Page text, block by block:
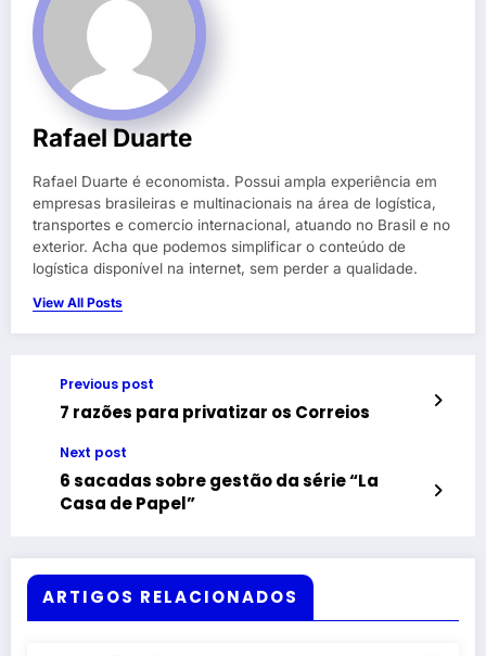
Rafael Duarte
Rafael Duarte é economista. Possui ampla experiência em
empresas brasileiras e multinacionais na área de logística,
transportes e comercio internacional, atuando no Brasil e no
exterior. Acha que podemos simplificar o conteúdo de
logística disponível na internet, sem perder a qualidade.
View All Posts
Previous post
7 razões para privatizar os Correios
Next post
6 sacadas sobre gestão da série “La
Casa de Papel”
ARTIGOS RELACIONADOS